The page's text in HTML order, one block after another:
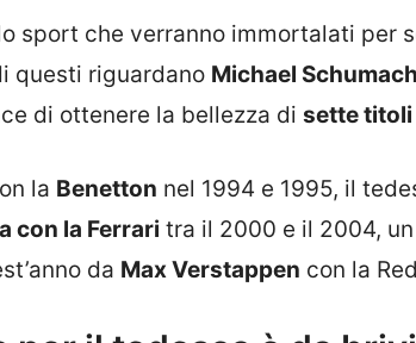
sport che verranno immortalati per
questi riguardano Michael
di ottenere la bellezza di sette
la Benetton nel 1994 e 1995, il
con la Ferrari tra il 2000 e il 2004,
da Max Verstappen con la